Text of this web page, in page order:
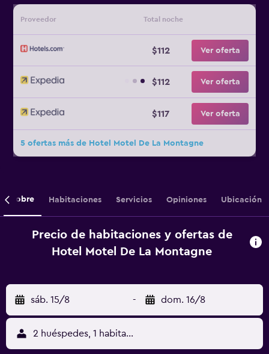
Proveedor Total noche
$112 Ver oferta
$112 Ver oferta
$117 Ver oferta
5 ofertas más de Hotel Motel De La Montagne
Sobre Habitaciones Servicios Opiniones Ubicación
Precio de habitaciones y ofertas de
Hotel Motel De La Montagne
sáb. 15/8 - dom. 16/8
2 huéspedes, 1 habitación